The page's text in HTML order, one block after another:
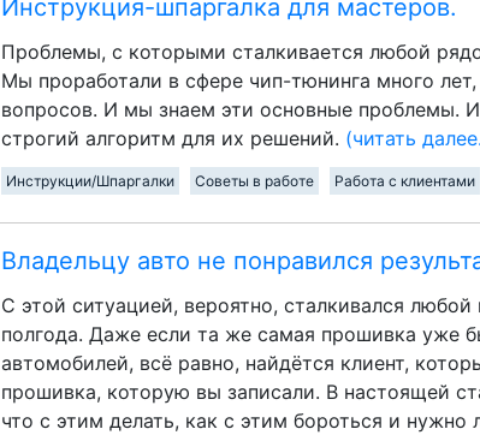
Инструкция-шпаргалка для мастеров.
Проблемы, с которыми сталкивается любой
Мы проработали в сфере чип-тюнинга много
вопросов. И мы знаем эти основные проблемы.
строгий алгоритм для их решений. (читать
Инструкции/Шпаргалки Советы в работе Работа с клиентами
Владельцу авто не понравился
С этой ситуацией, вероятно, сталкивался
полгода. Даже если та же самая прошивка уже
автомобилей, всё равно, найдётся клиент,
прошивка, которую вы записали. В настоящей
что с этим делать, как с этим бороться и